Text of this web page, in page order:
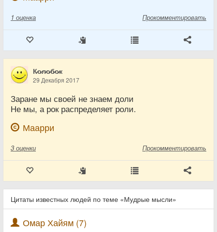
1 оценка Прокомментировать
К̷о̷л̷о̷б̷о̷к
29 Декабря 2017
Заране мы своей не знаем доли
Не мы, а рок распределяет роли.
Маарри
3 оценки Прокомментировать
Цитаты известных людей по теме «Мудрые мысли»
Омар Хайям (7)